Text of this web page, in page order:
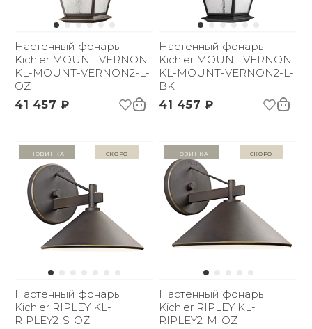
Настенный фонарь
Kichler MOUNT VERNON
KL-MOUNT-VERNON2-L-
OZ
41 457 ₽
Настенный фонарь
Kichler MOUNT VERNON
KL-MOUNT-VERNON2-L-
BK
41 457 ₽
Новинка Скоро
Настенный фонарь
Kichler RIPLEY KL-
RIPLEY2-S-OZ
Новинка Скоро
Настенный фонарь
Kichler RIPLEY KL-
RIPLEY2-M-OZ